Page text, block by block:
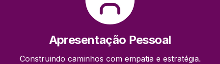
Apresentação Pessoal
Construindo caminhos com empatia e estratégia.